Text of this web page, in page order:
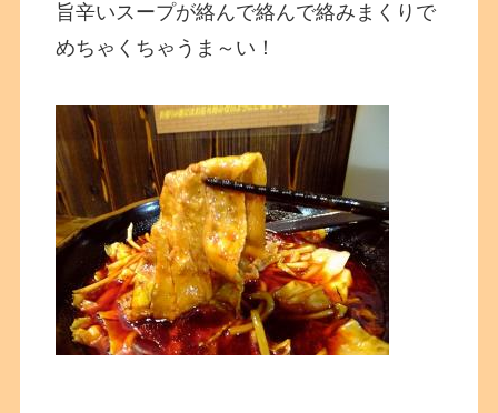
旨辛いスープが絡んで絡んで絡みまくりで
めちゃくちゃうま～い！